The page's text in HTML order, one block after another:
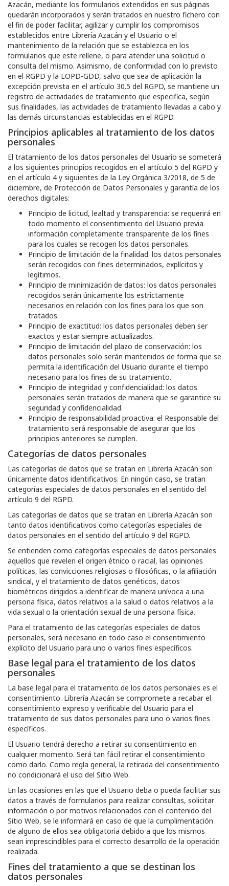
Azacán, mediante los formularios extendidos en sus páginas
quedarán incorporados y serán tratados en nuestro fichero con
el fin de poder facilitar, agilizar y cumplir los compromisos
establecidos entre Librería Azacán y el Usuario o el
mantenimiento de la relación que se establezca en los
formularios que este rellene, o para atender una solicitud o
consulta del mismo. Asimismo, de conformidad con lo previsto
en el RGPD y la LOPD-GDD, salvo que sea de aplicación la
excepción prevista en el artículo 30.5 del RGPD, se mantiene un
registro de actividades de tratamiento que especifica, según
sus finalidades, las actividades de tratamiento llevadas a cabo y
las demás circunstancias establecidas en el RGPD.
Principios aplicables al tratamiento de los datos
personales
El tratamiento de los datos personales del Usuario se someterá
a los siguientes principios recogidos en el artículo 5 del RGPD y
en el artículo 4 y siguientes de la Ley Orgánica 3/2018, de 5 de
diciembre, de Protección de Datos Personales y garantía de los
derechos digitales:
Principio de licitud, lealtad y transparencia: se requerirá en
todo momento el consentimiento del Usuario previa
información completamente transparente de los fines
para los cuales se recogen los datos personales.
Principio de limitación de la finalidad: los datos personales
serán recogidos con fines determinados, explícitos y
legítimos.
Principio de minimización de datos: los datos personales
recogidos serán únicamente los estrictamente
necesarios en relación con los fines para los que son
tratados.
Principio de exactitud: los datos personales deben ser
exactos y estar siempre actualizados.
Principio de limitación del plazo de conservación: los
datos personales solo serán mantenidos de forma que se
permita la identificación del Usuario durante el tiempo
necesario para los fines de su tratamiento.
Principio de integridad y confidencialidad: los datos
personales serán tratados de manera que se garantice su
seguridad y confidencialidad.
Principio de responsabilidad proactiva: el Responsable del
tratamiento será responsable de asegurar que los
principios anteriores se cumplen.
Categorías de datos personales
Las categorías de datos que se tratan en Librería Azacán son
únicamente datos identificativos. En ningún caso, se tratan
categorías especiales de datos personales en el sentido del
artículo 9 del RGPD.
Las categorías de datos que se tratan en Librería Azacán son
tanto datos identificativos como categorías especiales de
datos personales en el sentido del artículo 9 del RGPD.
Se entienden como categorías especiales de datos personales
aquellos que revelen el origen étnico o racial, las opiniones
políticas, las convicciones religiosas o filosóficas, o la afiliación
sindical, y el tratamiento de datos genéticos, datos
biométricos dirigidos a identificar de manera unívoca a una
persona física, datos relativos a la salud o datos relativos a la
vida sexual o la orientación sexual de una persona física.
Para el tratamiento de las categorías especiales de datos
personales, será necesario en todo caso el consentimiento
explícito del Usuario para uno o varios fines específicos.
Base legal para el tratamiento de los datos
personales
La base legal para el tratamiento de los datos personales es el
consentimiento. Librería Azacán se compromete a recabar el
consentimiento expreso y verificable del Usuario para el
tratamiento de sus datos personales para uno o varios fines
específicos.
El Usuario tendrá derecho a retirar su consentimiento en
cualquier momento. Será tan fácil retirar el consentimiento
como darlo. Como regla general, la retirada del consentimiento
no condicionará el uso del Sitio Web.
En las ocasiones en las que el Usuario deba o pueda facilitar sus
datos a través de formularios para realizar consultas, solicitar
información o por motivos relacionados con el contenido del
Sitio Web, se le informará en caso de que la cumplimentación
de alguno de ellos sea obligatoria debido a que los mismos
sean imprescindibles para el correcto desarrollo de la operación
realizada.
Fines del tratamiento a que se destinan los
datos personales